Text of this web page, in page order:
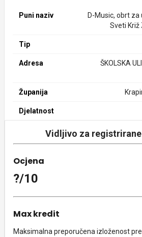
Puni naziv
D-Music, obrt za
Sveti Križ
Tip
Adresa
ŠKOLSKA
Županija
Djelatnost
Vidljivo za
Ocjena
?/10
Max kredit
Maksimalna preporučena izloženost